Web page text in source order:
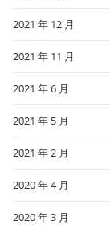
2021 年 12 月
2021 年 11 月
2021 年 6 月
2021 年 5 月
2021 年 2 月
2020 年 4 月
2020 年 3 月